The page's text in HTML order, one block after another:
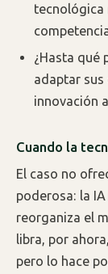
tecnológica
¿Hasta qué
adaptar
innovación
Cuando la
El caso no
poderosa: la
reorganiza el
libra, por
pero lo hace